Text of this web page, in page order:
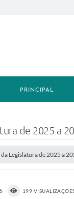
PRINCIPAL
de 2025 a
da Legislatura de 2025 a
199